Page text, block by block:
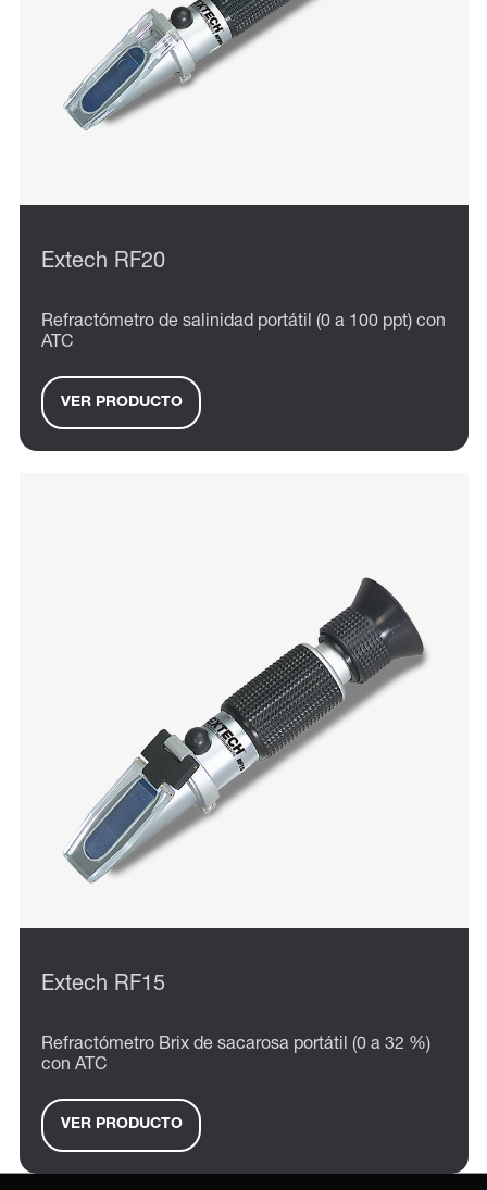
Extech RF20
Refractómetro de salinidad portátil (0 a 100 ppt) con
ATC
VER PRODUCTO
Extech RF15
Refractómetro Brix de sacarosa portátil (0 a 32 %)
con ATC
VER PRODUCTO